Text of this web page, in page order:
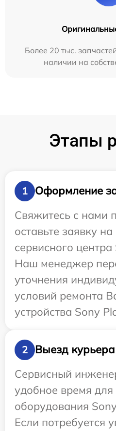
Более 20 тыс.
наличии на
Этапы
1
Оформление
Свяжитесь с нами
оставьте заявку на
сервисного
Наш менеджер
уточнения
условий ремонта
устройства Sony
2
Выезд
Сервисный
удобное время для
оборудования
Если потребуется